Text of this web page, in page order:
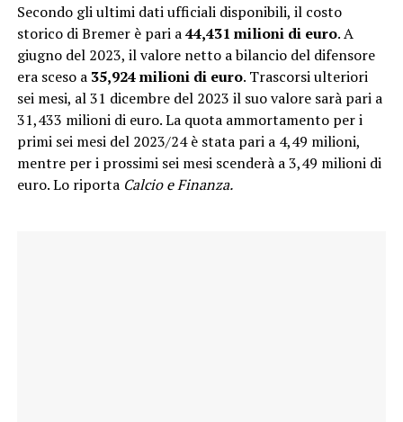
Secondo gli ultimi dati ufficiali disponibili, il costo
storico di Bremer è pari a44,431 milioni di euro. A
giugno del 2023, il valore netto a bilancio del difensore
era sceso a 35,924 milioni di euro. Trascorsi ulteriori
sei mesi, al 31 dicembre del 2023 il suo valore sarà pari a
31,433 milioni di euro. La quota ammortamento per i
primi sei mesi del 2023/24 è stata pari a 4,49 milioni,
mentre per i prossimi sei mesi scenderà a 3,49 milioni di
euro. Lo riporta Calcio e Finanza.